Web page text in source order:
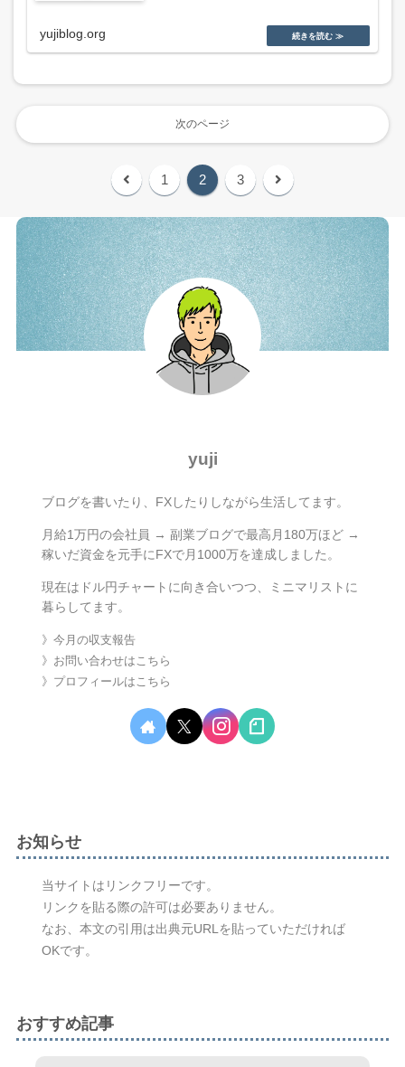
yujiblog.org
次のページ
前
1 2 3
次
yuji
ブログを書いたり、FXしたりしながら生活してます。
月給1万円の会社員 → 副業ブログで最高月180万ほど →
稼いだ資金を元手にFXで月1000万を達成しました。
現在はドル円チャートに向き合いつつ、ミニマリストに
暮らしてます。
》今月の収支報告
》お問い合わせはこちら
》プロフィールはこちら
お知らせ
当サイトはリンクフリーです。
リンクを貼る際の許可は必要ありません。
なお、本文の引用は出典元URLを貼っていただければ
OKです。
おすすめ記事